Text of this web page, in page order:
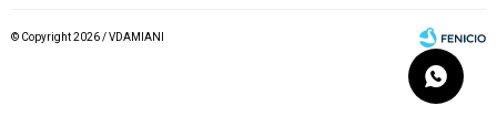
© Copyright 2026 / VDAMIANI